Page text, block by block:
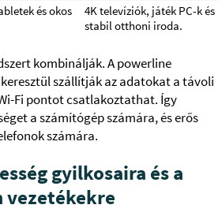
és okos
4K televíziók, játék PC-k és
stabil otthoni iroda.
kombinálják. A powerline
szállítják az adatokat a távoli
Fi pontot csatlakoztathat. Így
a számítógép számára, és erős
számára.
gyilkosaira és a
vezetékekre